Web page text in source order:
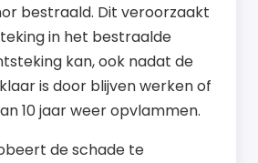
bestraald. Dit veroorzaakt
in het bestraalde
kan, ook nadat de
is door blijven werken of
10 jaar weer opvlammen.
de schade te